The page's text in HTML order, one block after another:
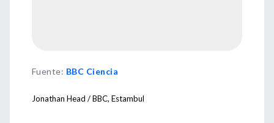
Fuente: BBC Ciencia
Jonathan Head / BBC, Estambul